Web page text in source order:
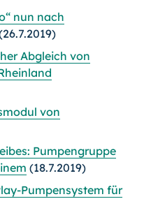
nun nach
Abgleich von
von
Pumpengruppe
(18.7.2019)
Pumpensystem für